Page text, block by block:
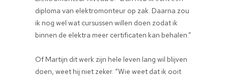
diploma van elektromonteur op zak. Daarna zou
ik nog wel wat cursussen willen doen zodat ik
binnen de elektra meer certificaten kan behalen.”
Of Martijn dit werk zijn hele leven lang wil blijven
doen, weet hij niet zeker. “Wie weet dat ik ooit